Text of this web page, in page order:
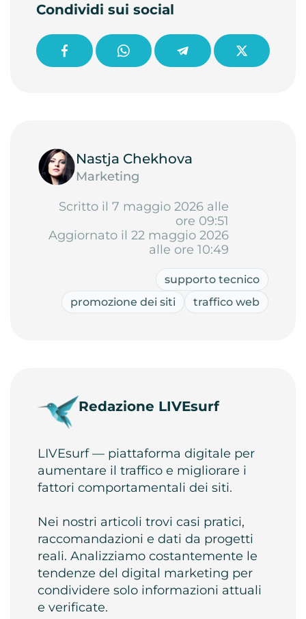
Condividi sui social
Nastja Chekhova
Marketing
Scritto il 7 maggio 2026 alle
ore 09:51
Aggiornato il 22 maggio 2026
alle ore 10:49
supporto tecnico
promozione dei siti
traffico web
Redazione LIVEsurf
LIVEsurf — piattaforma digitale per
aumentare il traffico e migliorare i
fattori comportamentali dei siti.
Nei nostri articoli trovi casi pratici,
raccomandazioni e dati da progetti
reali. Analizziamo costantemente le
tendenze del digital marketing per
condividere solo informazioni attuali
e verificate.